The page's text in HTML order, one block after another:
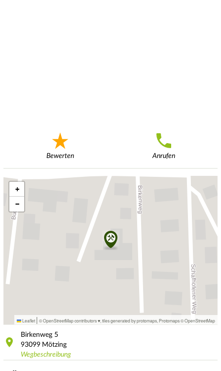
Bewerten Anrufen
+
−
Leaflet | © OpenStreetMap contributors ♥, tiles generated by protomaps Protomaps©OpenStreetMap
Birkenweg 5
93099 Mötzing
Wegbeschreibung